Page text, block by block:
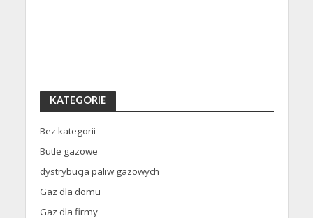
KATEGORIE
Bez kategorii
Butle gazowe
dystrybucja paliw gazowych
Gaz dla domu
Gaz dla firmy